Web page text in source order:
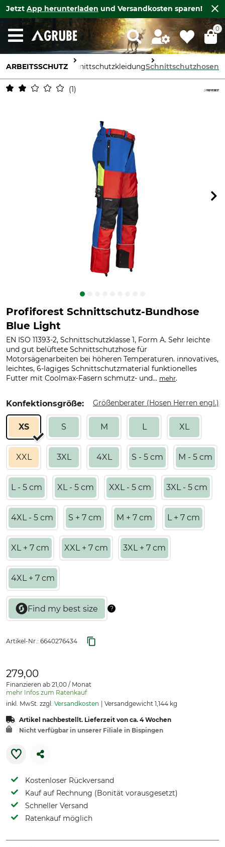
Jetzt App herunterladen und Versandkosten sparen!
0
ARBEITSSCHUTZ
KörperschutzSchnittschutzkleidungSchnittschutzhosen
1
Profiforest Schnittschutz-Bundhose
Blue Light
EN ISO 11393-2, Schnittschutzklasse 1, Form A. Sehr leichte
und gut belüftete Schnittschutzhose für
Motorsägenarbeiten bei höheren Temperaturen. innovatives,
leichtes, 6-lagiges Schnittschutzmaterial funktionelles
Futter mit Coolmax-Fasern schmutz- und... mehr.
Konfektionsgröße: Größenberater (Hosen Herren engl.)
XS S M L XL
XXL 3XL 4XL S - 5 cm M - 5 cm
L - 5 cm XL - 5 cm XXL - 5 cm 3XL - 5 cm
4XL - 5 cm S + 7 cm M + 7 cm L + 7 cm
XL + 7 cm XXL + 7 cm 3XL + 7 cm
4XL + 7 cm
Artikel-Nr.: 6640276434
279,00
Finanzieren ab 21,00 / Monat
mehr Infos zum Ratenkauf
inkl. MwSt. zzgl. Versandkosten Versandgewicht 1,144 kg
Artikel nachbestellt. Lieferzeit von ca. 4 Wochen
Nicht verfügbar in unserer Filiale in Bispingen
Kostenloser Rückversand
Kauf auf Rechnung (Bonität vorausgesetzt)
Schneller Versand
Ratenkauf möglich